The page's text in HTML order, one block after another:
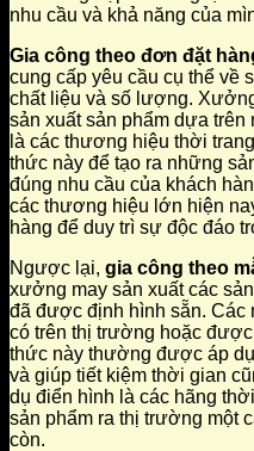
nhu cầu và khả năng của
Gia công theo đơn đặt
cung cấp yêu cầu cụ thể về
chất liệu và số lượng.
sản xuất sản phẩm dựa
là các thương hiệu thời
thức này để tạo ra những
đúng nhu cầu của khách
các thương hiệu lớn hiện
hàng để duy trì sự độc đáo
Ngược lại, gia công theo
xưởng may sản xuất các
đã được định hình sẵn. Các
có trên thị trường hoặc
thức này thường được áp
và giúp tiết kiệm thời gian
dụ điển hình là các hãng
sản phẩm ra thị trường một
còn.